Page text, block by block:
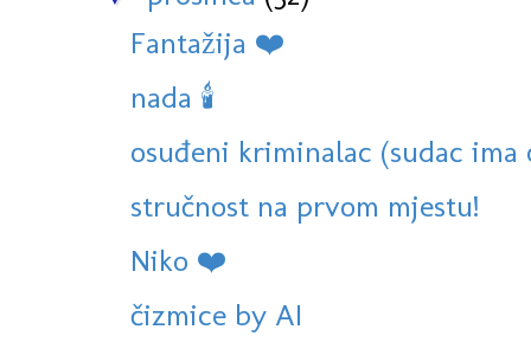
Fantažija ❤️
nada 🕯
osuđeni kriminalac (sudac ima
stručnost na prvom mjestu!
Niko ❤️
čizmice by AI